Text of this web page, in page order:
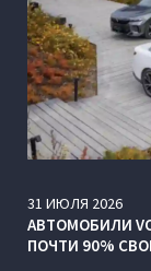
31 ИЮЛЯ 2026
АВТОМОБИЛИ
ПОЧТИ 90%